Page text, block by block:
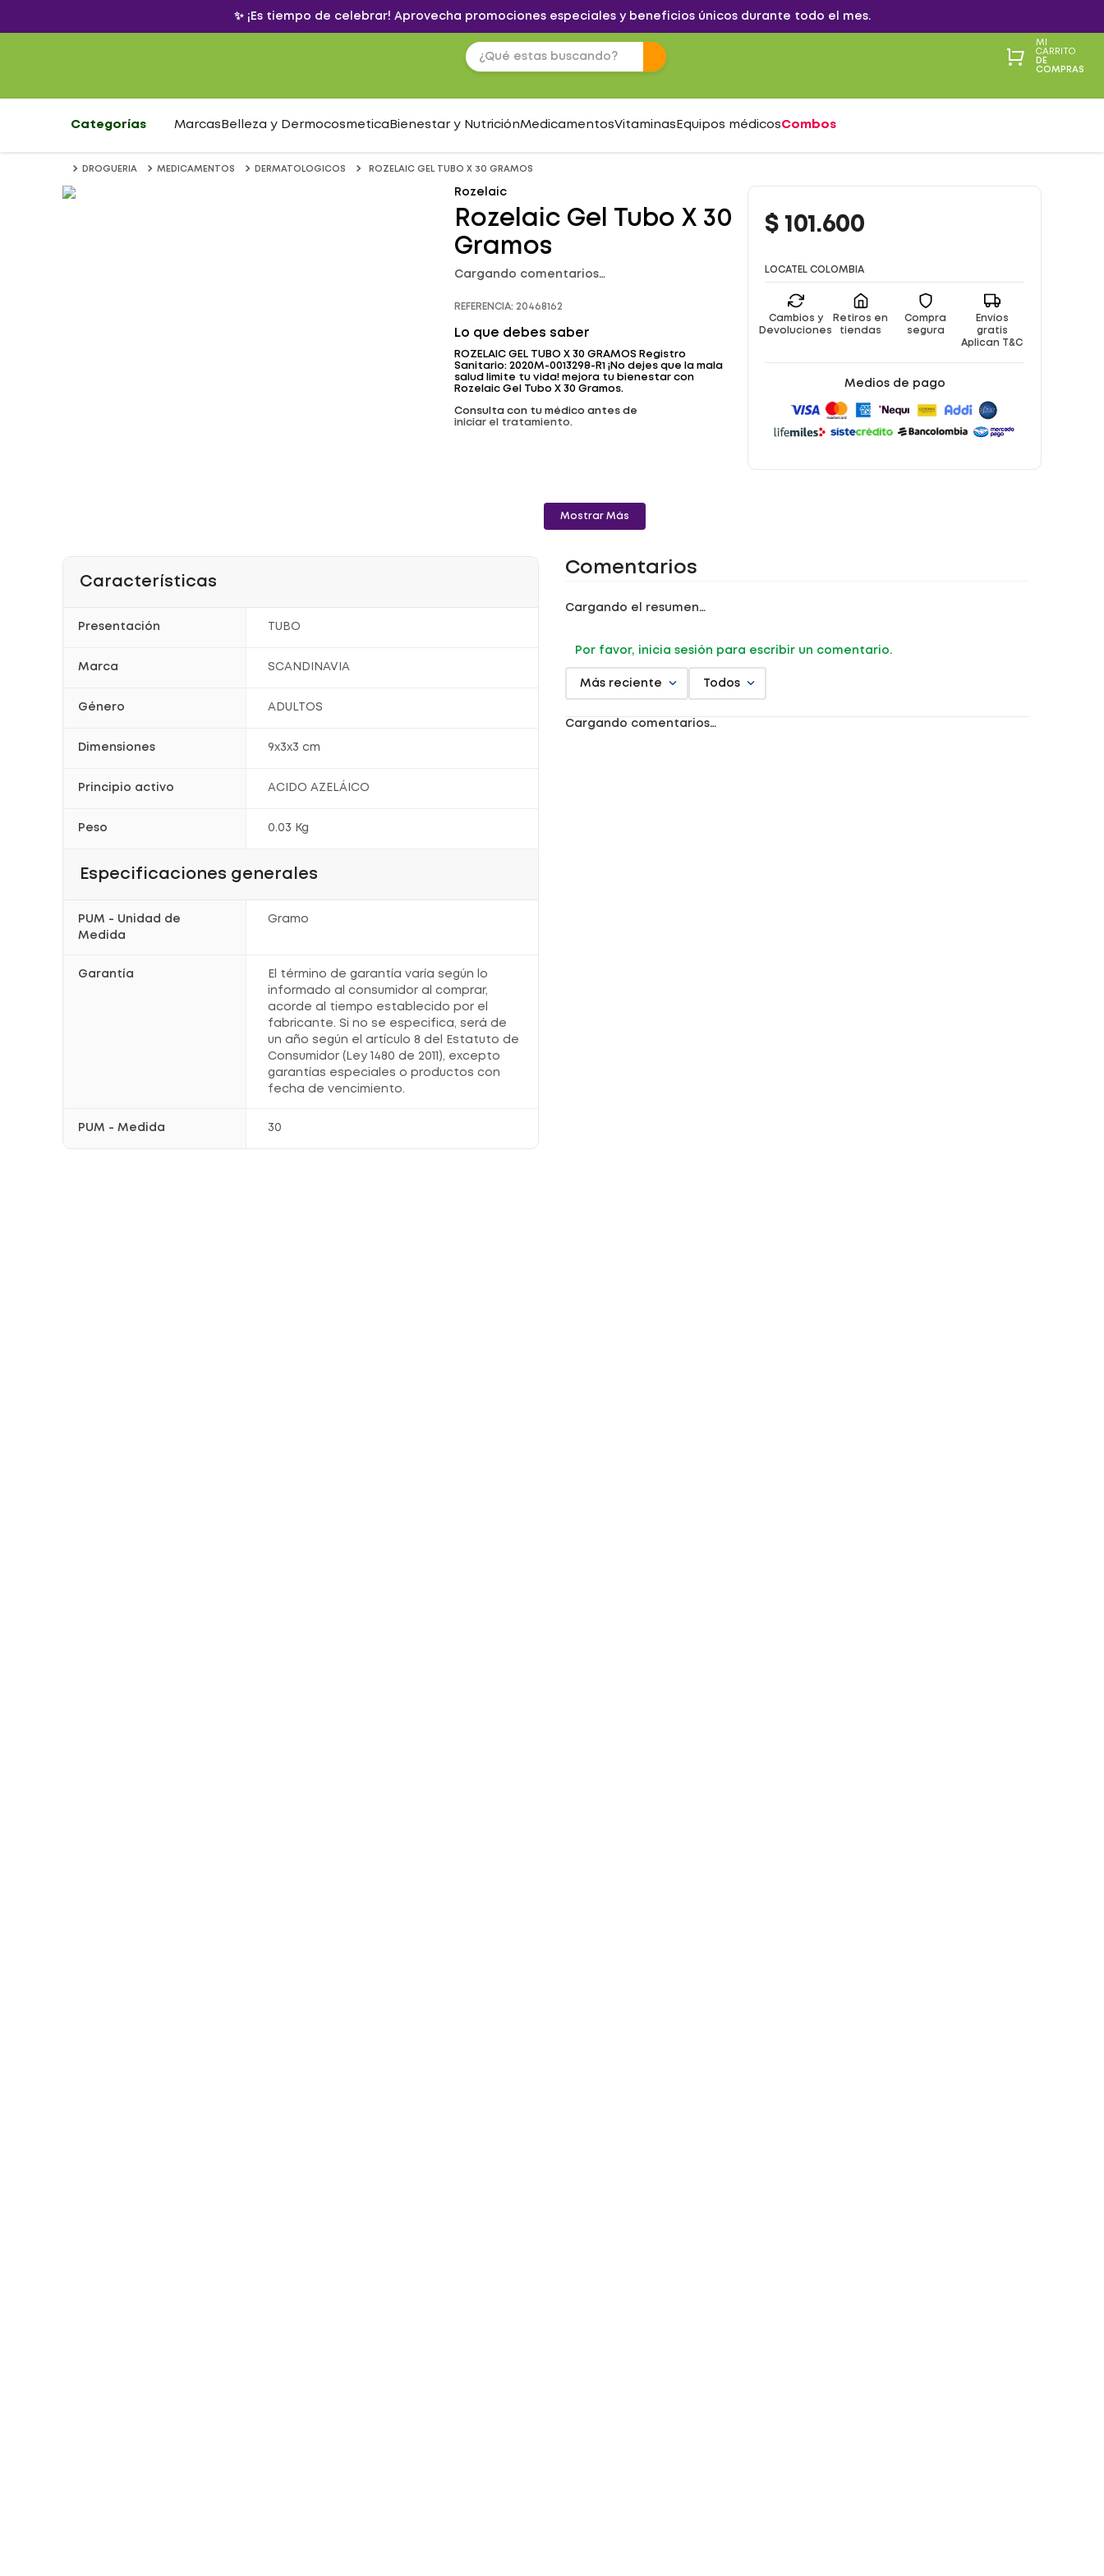
✨ ¡Es tiempo de celebrar! Aprovecha promociones especiales y beneficios únicos durante todo el mes.
MI
CARRITO
DE
COMPRAS
Categorías Marcas Belleza y Dermocosmetica Bienestar y NutriciónMedicamentosVitaminas Equipos médicosCombos
DROGUERIA MEDICAMENTOS DERMATOLOGICOS ROZELAIC GEL TUBO X 30 GRAMOS
Rozelaic
Rozelaic Gel Tubo X 30
Gramos
Cargando comentarios…
REFERENCIA: 20468162
Lo que debes saber
ROZELAIC GEL TUBO X 30 GRAMOS Registro
Sanitario: 2020M-0013298-R1 ¡No dejes que la mala
salud limite tu vida! mejora tu bienestar con
Rozelaic Gel Tubo X 30 Gramos.
Consulta con tu médico antes de
iniciar el tratamiento.
Mostrar Más
$ 101 .600
LOCATEL COLOMBIA
Cambios y
Devoluciones
Retiros en
tiendas
Compra
segura
Envíos
gratis
Aplican T&C
Medios de pago
Características
Presentación TUBO
Marca SCANDINAVIA
Género ADULTOS
Dimensiones 9x3x3 cm
Principio activo ACIDO AZELÁICO
Peso 0.03 Kg
Especificaciones generales
PUM - Unidad de
Medida
Gramo
Garantía
El término de garantía varía según lo
informado al consumidor al comprar,
acorde al tiempo establecido por el
fabricante. Si no se especifica, será de
un año según el artículo 8 del Estatuto de
Consumidor (Ley 1480 de 2011), excepto
garantías especiales o productos con
fecha de vencimiento.
PUM - Medida 30
Comentarios
Cargando el resumen…
Por favor, inicia sesión para escribir un comentario.
Más reciente Todos
Cargando comentarios…